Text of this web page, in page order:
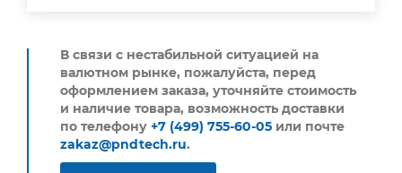
В связи с нестабильной ситуацией на
валютном рынке, пожалуйста, перед
оформлением заказа, уточняйте стоимость
и наличие товара, возможность доставки
по телефону +7 (499) 755-60-05 или почте
zakaz@pndtech.ru.